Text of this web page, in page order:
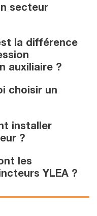
secteur
la différence
auxiliaire ?
choisir un
installer
?
les
YLEA ?